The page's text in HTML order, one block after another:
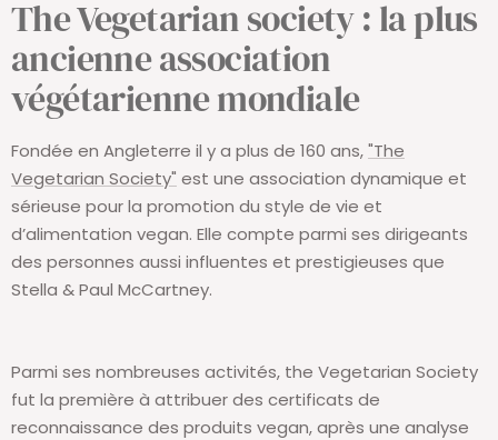
The Vegetarian society : la plus
ancienne association
végétarienne mondiale
Fondée en Angleterre il y a plus de 160 ans,"The
Vegetarian Society" est une association dynamique et
sérieuse pour la promotion du style de vie et
d’alimentation vegan. Elle compte parmi ses dirigeants
des personnes aussi influentes et prestigieuses que
Stella & Paul McCartney.
Parmi ses nombreuses activités, the Vegetarian Society
fut la première à attribuer des certificats de
reconnaissance des produits vegan, après une analyse